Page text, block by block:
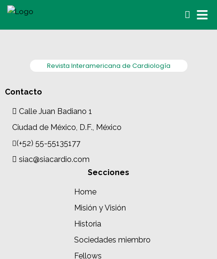
Revista Interamericana de Cardiología
Contacto
Calle Juan Badiano 1
Ciudad de México, D.F., México
(+52) 55-55135177
siac@siacardio.com
Secciones
Home
Misión y Visión
Historia
Sociedades miembro
Fellows